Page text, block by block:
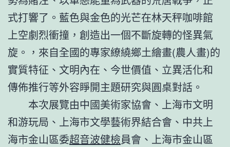
式打響了。藍色與金色的光芒在林天秤咖啡館
上空劇烈衝撞，創造出一個不斷旋轉的怪異氣
旋。，來自全國的專家繚繞鄉土繪畫(農人畫)的
實質特征、文明內在、今世價值、立異活化和
傳佈推行等外容睜開主題研究與圓桌對話。
本次展覽由中國美術家協會、上海市文明
和游玩局、上海市文學藝術界結合會、中共上
海市金山區委超音波健檢員會、上海市金山區